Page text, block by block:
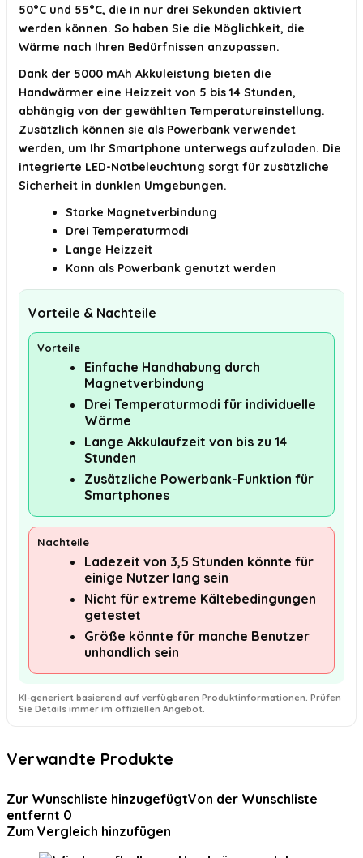
50°C und 55°C, die in nur drei Sekunden aktiviert
werden können. So haben Sie die Möglichkeit, die
Wärme nach Ihren Bedürfnissen anzupassen.
Dank der 5000 mAh Akkuleistung bieten die
Handwärmer eine Heizzeit von 5 bis 14 Stunden,
abhängig von der gewählten Temperatureinstellung.
Zusätzlich können sie als Powerbank verwendet
werden, um Ihr Smartphone unterwegs aufzuladen. Die
integrierte LED-Notbeleuchtung sorgt für zusätzliche
Sicherheit in dunklen Umgebungen.
Starke Magnetverbindung
Drei Temperaturmodi
Lange Heizzeit
Kann als Powerbank genutzt werden
Vorteile & Nachteile
Vorteile
Einfache Handhabung durch
Magnetverbindung
Drei Temperaturmodi für individuelle
Wärme
Lange Akkulaufzeit von bis zu 14
Stunden
Zusätzliche Powerbank-Funktion für
Smartphones
Nachteile
Ladezeit von 3,5 Stunden könnte für
einige Nutzer lang sein
Nicht für extreme Kältebedingungen
getestet
Größe könnte für manche Benutzer
unhandlich sein
KI-generiert basierend auf verfügbaren Produktinformationen. Prüfen
Sie Details immer im offiziellen Angebot.
Verwandte Produkte
Zur Wunschliste hinzugefügtVon der Wunschliste
entfernt 0
Zum Vergleich hinzufügen